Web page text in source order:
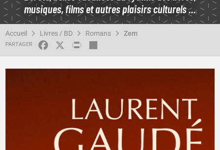
musiques, films et autres plaisirs culturels ...
FIL
D'ARIANE
Accueil Livres / BD Romans Zem
FACEBOOK PRINT